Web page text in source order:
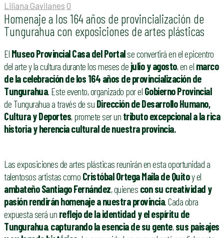
Liliana Gavilanes 0
Homenaje a los 164 años de provincialización de
Tungurahua con exposiciones de artes plásticas
El Museo Provincial Casa del Portalse convertirá en el epicentro
del arte y la cultura durante los meses de julio y agosto, en el marco
de la celebración de los 164 años de provincialización de
Tungurahua. Este evento, organizado por el Gobierno Provincial
de Tungurahua a través de su Dirección de Desarrollo Humano,
Cultura y Deportes, promete ser un tributo excepcional a la rica
historia y herencia cultural de nuestra provincia.
Las exposiciones de artes plásticas reunirán en esta oportunidad a
talentosos artistas como Cristóbal Ortega Maila de Quitoy el
ambateño Santiago Fernández, quienes con su creatividad y
pasión rendirán homenaje a nuestra provincia. Cada obra
expuesta será un reflejo de la identidad y el espíritu de
Tungurahua,capturando la esencia de su gente,sus paisajes